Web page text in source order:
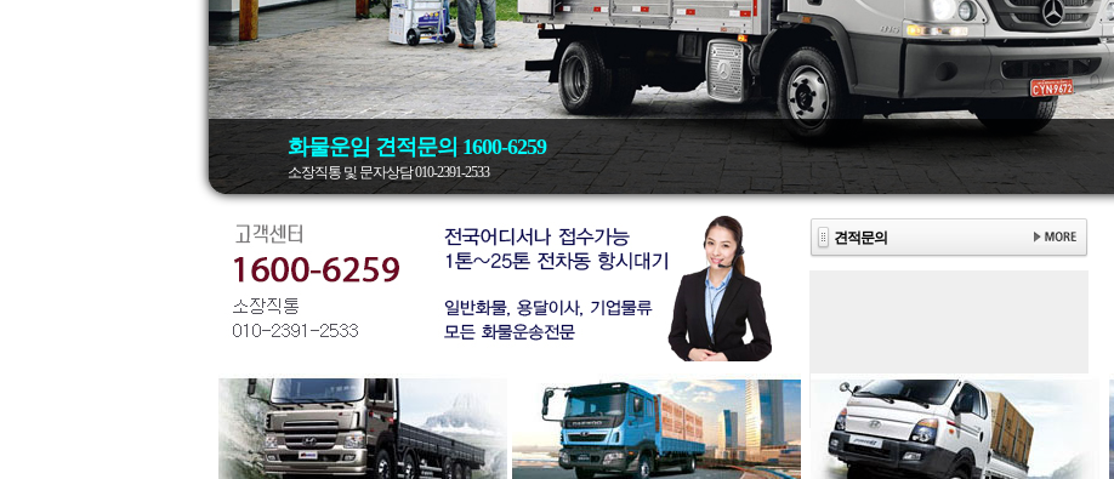
화물운임 견적문의 1600-6259
소장직통 및 문자상담 010-2391-2533
견적문의